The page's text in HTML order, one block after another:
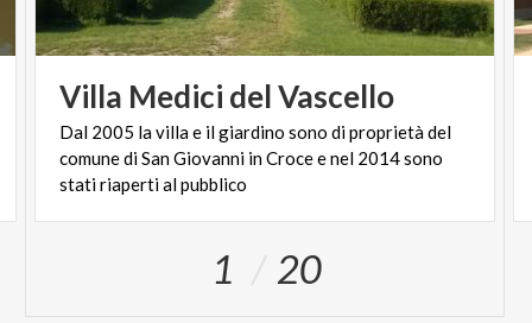
Villa Medici delVascello
Dal 2005 la villa e il giardino sono di proprietà del
comune di San Giovanni in Croce e nel 2014 sono
stati riaperti al pubblico
1 20